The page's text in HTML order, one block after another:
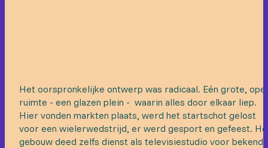
Het oorspronkelijke ontwerp was radicaal. Eén grote,
ruimte - een glazen plein - waarin alles door elkaar liep.
Hier vonden markten plaats, werd het startschot gelost
voor een wielerwedstrijd, er werd gesport en gefeest.
gebouw deed zelfs dienst als televisiestudio voor bekende